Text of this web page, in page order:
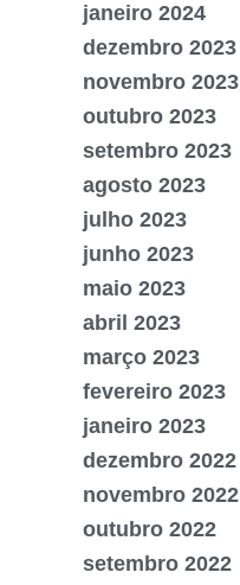
janeiro 2024
dezembro 2023
novembro 2023
outubro 2023
setembro 2023
agosto 2023
julho 2023
junho 2023
maio 2023
abril 2023
março 2023
fevereiro 2023
janeiro 2023
dezembro 2022
novembro 2022
outubro 2022
setembro 2022